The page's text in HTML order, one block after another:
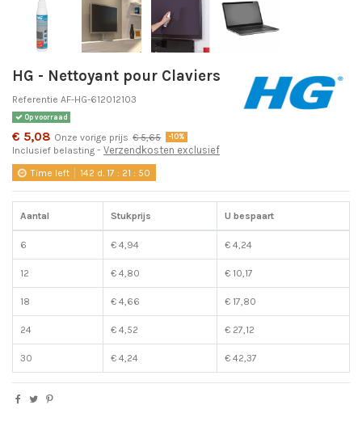
HG - Nettoyant pour Claviers
Referentie AF-HG-612012103
Op voorraad
€ 5,08 Onze vorige prijs € 5,65 -10%
Inclusief belasting Verzendkosten exclusief
Time left 142 d. 17 : 21 : 50
Aantal Stukprijs U bespaart
6 € 4,94 € 4,24
12 € 4,80 € 10,17
18 € 4,66 € 17,80
24 € 4,52 € 27,12
30 € 4,24 € 42,37